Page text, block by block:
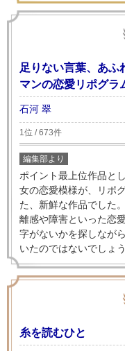
足りない言葉、あふ
マンの恋愛リポグラ
石河 翠
1位 / 673件
編集部より
ポイント最上位作品と
女の恋愛模様が、リポ
た、新鮮な作品でした
離感や障害といった恋
字がないかを探しなが
いたのではないでしょう
糸を読むひと